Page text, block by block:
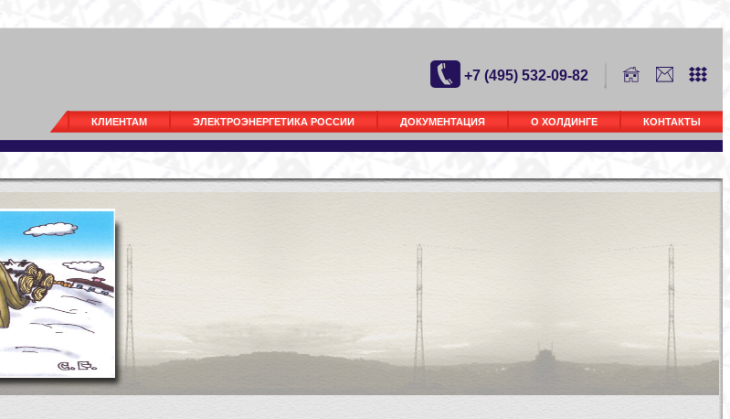
+7 (495) 532-09-82
КЛИЕНТАМ ЭЛЕКТРОЭНЕРГЕТИКА РОССИИ ДОКУМЕНТАЦИЯ О ХОЛДИНГЕ КОНТАКТЫ